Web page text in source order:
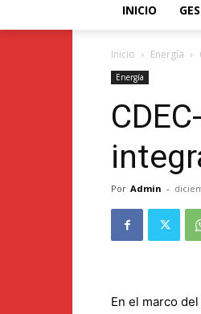
INICIO
Inicio Energía
Energía
Por Admin -
En el marco